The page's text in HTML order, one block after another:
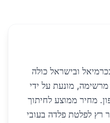
ובישראל כולה
צמיחה מרשימה, מונעת על ידי
מחיר ממוצע לחיתוך
על 20 ₪ למטר רץ לפלטת פלדה בעובי